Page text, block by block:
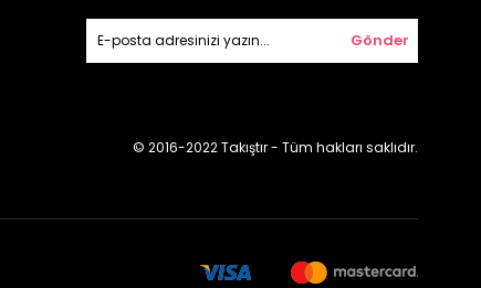
Gönder
© 2016-2022 Takıştır - Tüm hakları saklıdır.